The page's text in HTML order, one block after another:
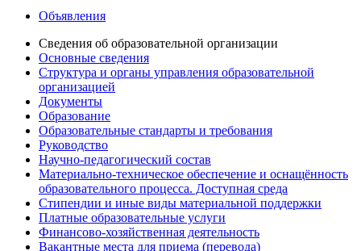
Объявления
Сведения об образовательной организации
Основные сведения
Структура и органы управления образовательной
организацией
Документы
Образование
Образовательные стандарты и требования
Руководство
Научно-педагогический состав
Материально-техническое обеспечение и оснащённость
образовательного процесса. Доступная среда
Стипендии и иные виды материальной поддержки
Платные образовательные услуги
Финансово-хозяйственная деятельность
Вакантные места для приема (перевода)